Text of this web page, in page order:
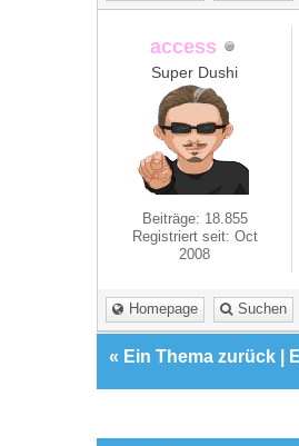
access
Super Dushi
Beiträge: 18.855
Registriert seit: Oct
2008
Homepage Suchen
« Ein Thema zurück